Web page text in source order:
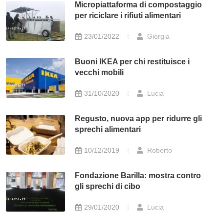
Micropiattaforma di compostaggio
per riciclare i rifiuti alimentari
23/01/2022 Giorgia
Buoni IKEA per chi restituisce i
vecchi mobili
31/10/2020 Lucia
Regusto, nuova app per ridurre gli
sprechi alimentari
10/12/2019 Roberto
Fondazione Barilla: mostra contro
gli sprechi di cibo
29/01/2020 Lucia